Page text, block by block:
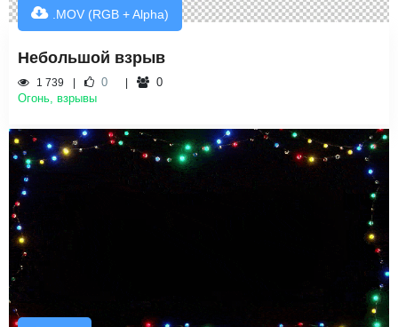
.MOV (RGB + Alpha)
Небольшой взрыв
1 739 0
0
Огонь, взрывы